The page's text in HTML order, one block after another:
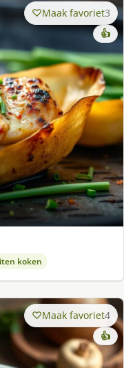
Maak favoriet3
👍
koken
Maak favoriet4
👍